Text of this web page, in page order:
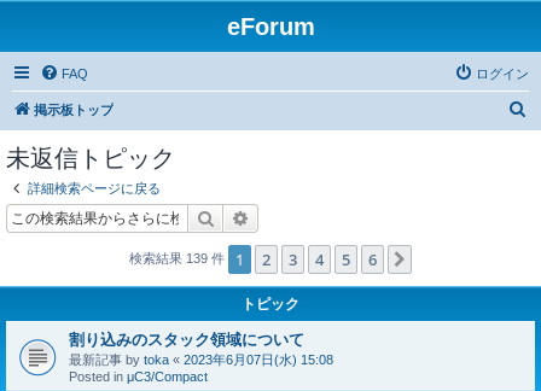
eForum
FAQ ログイン
掲示板トップ
未返信トピック
詳細検索ページに戻る
検索
検索結果 139 件 1 2 3 4 5 6
トピック
割り込みのスタック領域について
最新記事 by toka « 2023年6月07日(水) 15:08
Posted in μC3/Compact